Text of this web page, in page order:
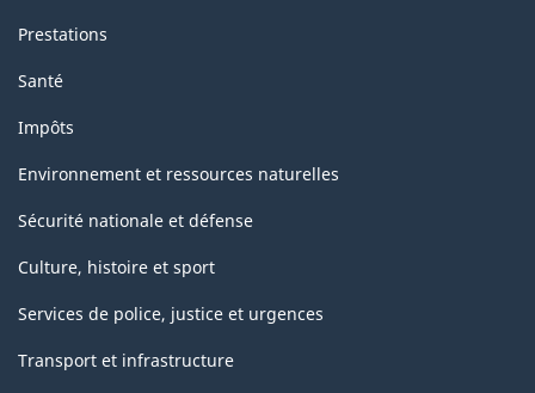
Prestations
Santé
Impôts
Environnement et ressources naturelles
Sécurité nationale et défense
Culture, histoire et sport
Services de police, justice et urgences
Transport et infrastructure